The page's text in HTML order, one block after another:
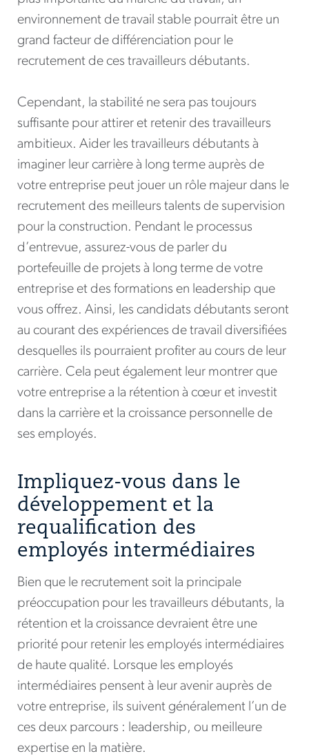
environnement de travail stable pourrait être un
grand facteur de différenciation pour le
recrutement de ces travailleurs débutants.
Cependant, la stabilité ne sera pas toujours
suffisante pour attirer et retenir des travailleurs
ambitieux. Aider les travailleurs débutants à
imaginer leur carrière à long terme auprès de
votre entreprise peut jouer un rôle majeur dans le
recrutement des meilleurs talents de supervision
pour la construction. Pendant le processus
d’entrevue, assurez-vous de parler du
portefeuille de projets à long terme de votre
entreprise et des formations en leadership que
vous offrez. Ainsi, les candidats débutants seront
au courant des expériences de travail diversifiées
desquelles ils pourraient profiter au cours de leur
carrière. Cela peut également leur montrer que
votre entreprise a la rétention à cœur et investit
dans la carrière et la croissance personnelle de
ses employés.
Impliquez-vous dans le
développement et la
requalification des
employés intermédiaires
Bien que le recrutement soit la principale
préoccupation pour les travailleurs débutants, la
rétention et la croissance devraient être une
priorité pour retenir les employés intermédiaires
de haute qualité. Lorsque les employés
intermédiaires pensent à leur avenir auprès de
votre entreprise, ils suivent généralement l’un de
ces deux parcours : leadership, ou meilleure
expertise en la matière.